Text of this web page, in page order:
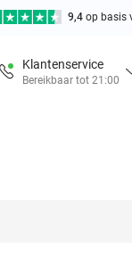
9,4 op basis
Klantenservice
Bereikbaar tot 21:00